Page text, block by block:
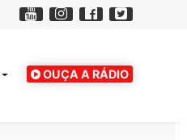
OUÇA A RÁDIO